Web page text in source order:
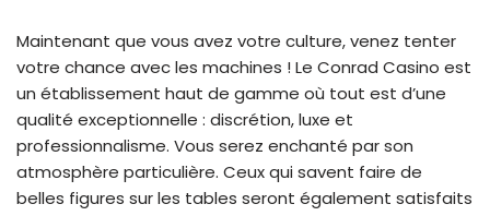
Maintenant que vous avez votre culture, venez tenter
votre chance avec les machines ! Le Conrad Casino est
un établissement haut de gamme où tout est d’une
qualité exceptionnelle : discrétion, luxe et
professionnalisme. Vous serez enchanté par son
atmosphère particulière. Ceux qui savent faire de
belles figures sur les tables seront également satisfaits